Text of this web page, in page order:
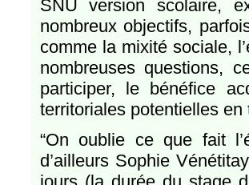
SNU version scolaire,
nombreux objectifs,
comme la mixité sociale,
nombreuses questions,
participer, le bénéfice
territoriales potentielles en
“On oublie ce que fait
d’ailleurs Sophie